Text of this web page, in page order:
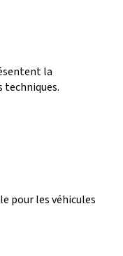
la
pour les véhicules